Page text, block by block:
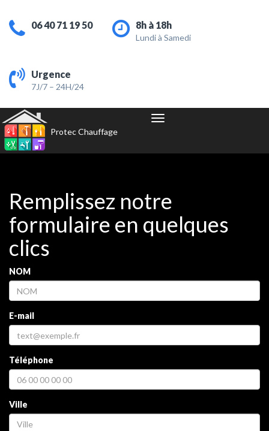
06 40 71 19 50 8h à 18h
Lundi à Samedi
Urgence
7J/7 – 24H/24
Protec Chauffage
Navigation
Remplissez notre
formulaire en quelques
clics
NOM
E-mail
Téléphone
Ville